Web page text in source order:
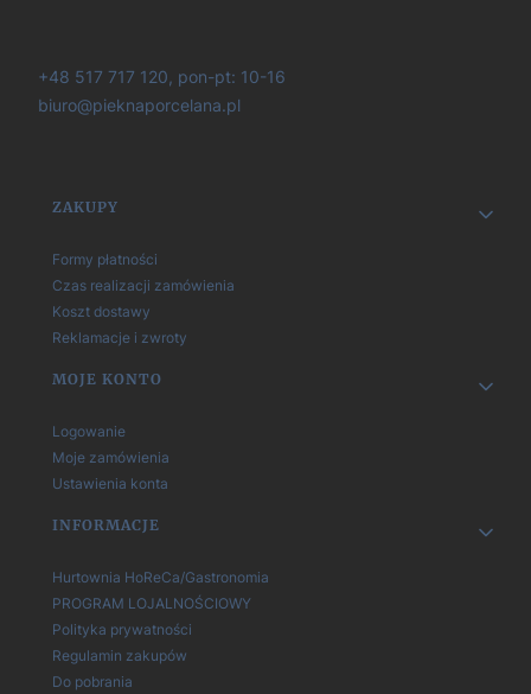
+48 517 717 120, pon-pt: 10-16
biuro@pieknaporcelana.pl
Linki w stopce
ZAKUPY
Formy płatności
Czas realizacji zamówienia
Koszt dostawy
Reklamacje i zwroty
MOJE KONTO
Logowanie
Moje zamówienia
Ustawienia konta
INFORMACJE
Hurtownia HoReCa/Gastronomia
PROGRAM LOJALNOŚCIOWY
Polityka prywatności
Regulamin zakupów
Do pobrania